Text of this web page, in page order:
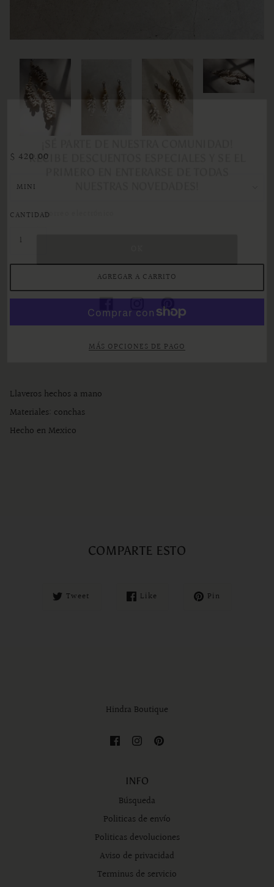
$ 420.00
CANTIDAD
AGREGAR A CARRITO
MÁS OPCIONES DE PAGO
Llaveros hechos a mano
Materiales: conchas
Hecho en Mexico
COMPARTE ESTO
Tweet Like Pin
Hindra Boutique
INFO
Búsqueda
Politicas de envío
Politicas devoluciones
Aviso de privacidad
Terminus de servicio